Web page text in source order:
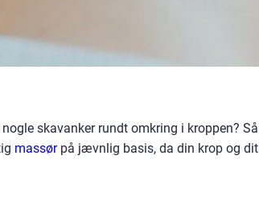
skavanker rundt omkring i kroppen? Så
massørpå jævnlig basis, da din krop og dit